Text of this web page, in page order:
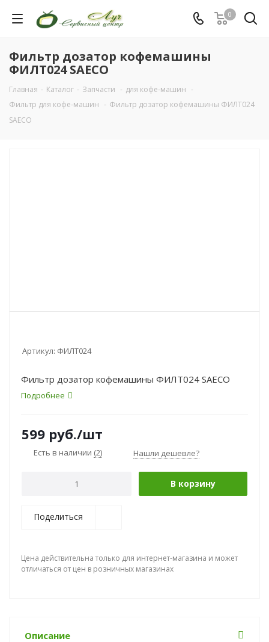
0
Фильтр дозатор кофемашины
ФИЛТ024 SAECO
Главная - Каталог - Запчасти - для кофе-машин -
Фильтр для кофе-машин - Фильтр дозатор кофемашины ФИЛТ024
SAECO
Артикул: ФИЛТ024
Фильтр дозатор кофемашины ФИЛТ024 SAECO
Подробнее
599 руб./шт
Есть в наличии (2) Нашли дешевле?
В корзину
Поделиться
Цена действительна только для интернет-магазина и может
отличаться от цен в розничных магазинах
Описание